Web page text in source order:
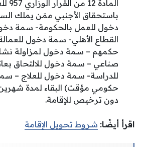
باستحقاق الأجنبي ممَن يملك
دخول للعمل بالحكومة- سمة
القطاع الأهلي- سمة دخول
حكمهم – سمة دخول لمزاولة
صناعي – سمة دخول للالتحاق
للدراسة- سمة دخول للعلاج –
حكومي مؤقت) البقاء لمدة
دون ترخيص للإقامة.
اقرأ أيضًا: شروط تحويل الإقامة